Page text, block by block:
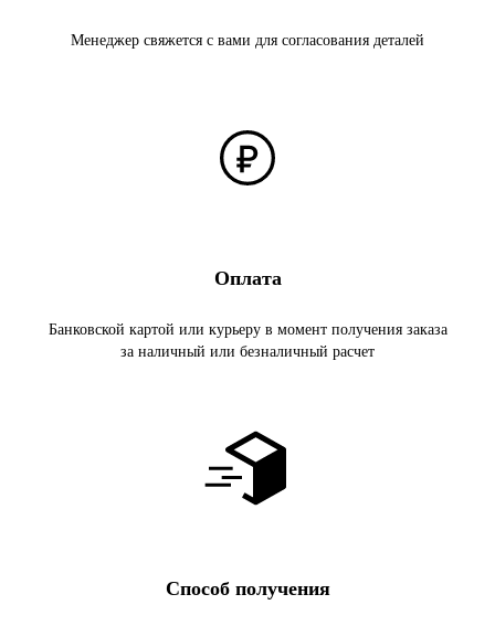
Менеджер свяжется с вами для согласования деталей
Оплата
Банковской картой или курьеру в момент получения заказа
за наличный или безналичный расчет
Способ получения